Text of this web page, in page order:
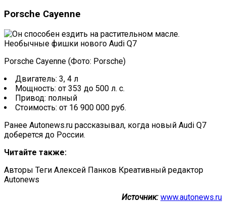
Porsche Cayenne
Porsche Cayenne (Фото: Porsche)
Двигатель: 3, 4 л
Мощность: от 353 до 500 л. с.
Привод: полный
Стоимость: от 16 900 000 руб.
Ранее Autonews.ru рассказывал, когда новый Audi Q7
доберется до России.
Читайте также:
Авторы Теги Алексей Панков Креативный редактор
Autonews
Источник: www.autonews.ru